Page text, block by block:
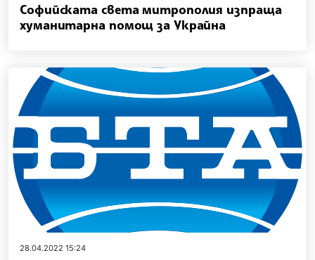
Софийската света митрополия изпраща
хуманитарна помощ за Украйна
28.04.2022 15:24